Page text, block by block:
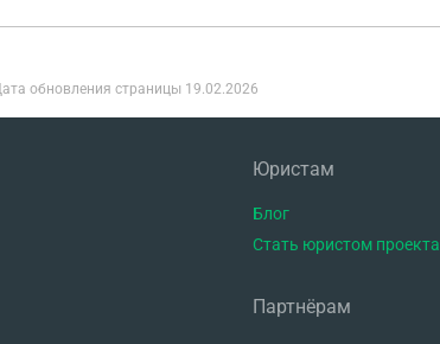
обновления страницы 19.02.2026
Юристам
Блог
Стать юристом проекта
Партнёрам